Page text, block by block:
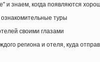
и знаем, когда появляются
туры
своими глазами
региона и отеля, куда